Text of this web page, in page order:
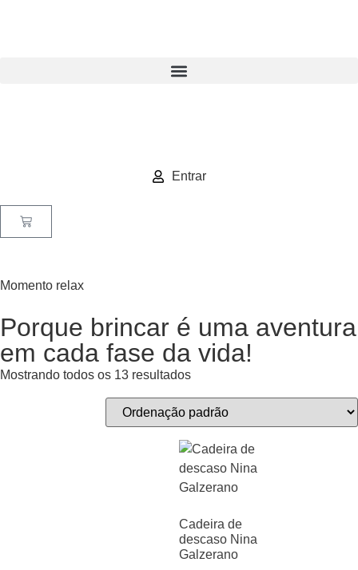
Entrar
Momento relax
Porque brincar é uma aventura
em cada fase da vida!
Mostrando todos os 13 resultados
Cadeira de
descaso Nina
Galzerano